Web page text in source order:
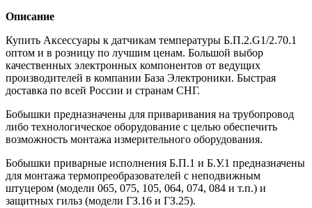
Описание
Купить Аксессуары к датчикам температуры Б.П.2.G1/2.70.1
оптом и в розницу по лучшим ценам. Большой выбор
качественных электронных компонентов от ведущих
производителей в компании База Электроники. Быстрая
доставка по всей России и странам СНГ.
Бобышки предназначены для приваривания на трубопровод
либо технологическое оборудование с целью обеспечить
возможность монтажа измерительного оборудования.
Бобышки приварные исполнения Б.П.1 и Б.У.1 предназначены
для монтажа термопреобразователей с неподвижным
штуцером (модели 065, 075, 105, 064, 074, 084 и т.п.) и
защитных гильз (модели ГЗ.16 и ГЗ.25).